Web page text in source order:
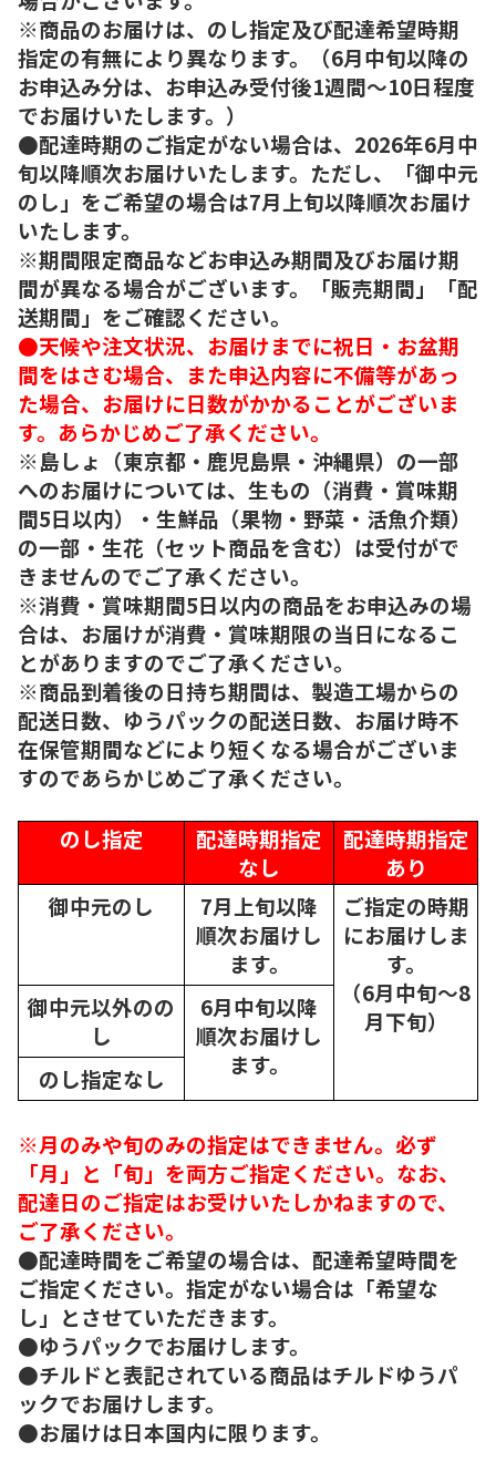
※商品のお届けは、のし指定及び配達希望時期
指定の有無により異なります。（6月中旬以降の
お申込み分は、お申込み受付後1週間～10日程度
でお届けいたします。）
●配達時期のご指定がない場合は、2026年6月中
旬以降順次お届けいたします。ただし、「御中元
のし」をご希望の場合は7月上旬以降順次お届け
いたします。
※期間限定商品などお申込み期間及びお届け期
間が異なる場合がございます。「販売期間」「配
送期間」をご確認ください。
●天候や注文状況、お届けまでに祝日・お盆期
間をはさむ場合、また申込内容に不備等があっ
た場合、お届けに日数がかかることがございま
す。あらかじめご了承ください。
※島しょ（東京都・鹿児島県・沖縄県）の一部
へのお届けについては、生もの（消費・賞味期
間5日以内）・生鮮品（果物・野菜・活魚介類）
の一部・生花（セット商品を含む）は受付がで
きませんのでご了承ください。
※消費・賞味期間5日以内の商品をお申込みの場
合は、お届けが消費・賞味期限の当日になるこ
とがありますのでご了承ください。
※商品到着後の日持ち期間は、製造工場からの
配送日数、ゆうパックの配送日数、お届け時不
在保管期間などにより短くなる場合がございま
すのであらかじめご了承ください。
のし指定
配達時期指定
なし
配達時期指定
あり
御中元のし
7月上旬以降
順次お届けし
ます。
ご指定の時期
にお届けしま
す。
（6月中旬～8
月下旬）
御中元以外のの
し
6月中旬以降
順次お届けし
ます。
のし指定なし
※月のみや旬のみの指定はできません。必ず
「月」と「旬」を両方ご指定ください。なお、
配達日のご指定はお受けいたしかねますので、
ご了承ください。
●配達時間をご希望の場合は、配達希望時間を
ご指定ください。指定がない場合は「希望な
し」とさせていただきます。
●ゆうパックでお届けします。
●チルドと表記されている商品はチルドゆうパ
ックでお届けします。
●お届けは日本国内に限ります。